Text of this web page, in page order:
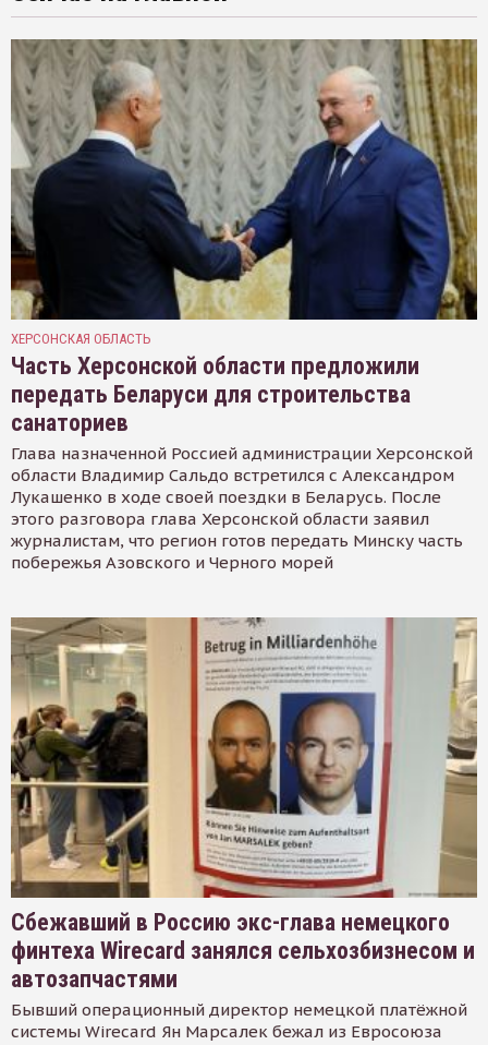
ХЕРСОНСКАЯ ОБЛАСТЬ
Часть Херсонской области предложили
передать Беларуси для строительства
санаториев
Глава назначенной Россией администрации Херсонской
области Владимир Сальдо встретился с Александром
Лукашенко в ходе своей поездки в Беларусь. После
этого разговора глава Херсонской области заявил
журналистам, что регион готов передать Минску часть
побережья Азовского и Черного морей
Сбежавший в Россию экс-глава немецкого
финтеха Wirecard занялся сельхозбизнесом и
автозапчастями
Бывший операционный директор немецкой платёжной
системы Wirecard Ян Марсалек бежал из Евросоюза